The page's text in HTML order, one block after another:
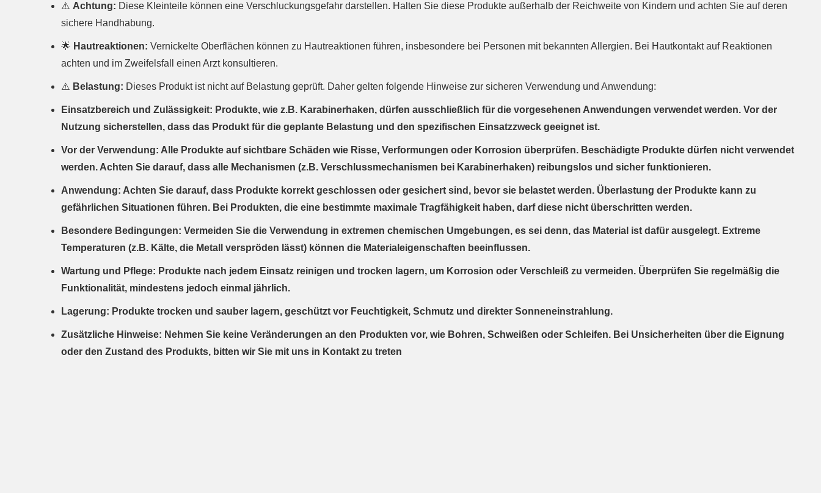
⚠️ Achtung: Diese Kleinteile können eine Verschluckungsgefahr darstellen. Halten Sie diese Produkte außerhalb der Reichweite von Kindern und achten Sie auf deren
sichere Handhabung.
🌟 Hautreaktionen: Vernickelte Oberflächen können zu Hautreaktionen führen, insbesondere bei Personen mit bekannten Allergien. Bei Hautkontakt auf Reaktionen
achten und im Zweifelsfall einen Arzt konsultieren.
⚠️ Belastung: Dieses Produkt ist nicht auf Belastung geprüft. Daher gelten folgende Hinweise zur sicheren Verwendung und Anwendung:
Einsatzbereich und Zulässigkeit: Produkte, wie z.B. Karabinerhaken, dürfen ausschließlich für die vorgesehenen Anwendungen verwendet werden. Vor der
Nutzung sicherstellen, dass das Produkt für die geplante Belastung und den spezifischen Einsatzzweck geeignet ist.
Vor der Verwendung: Alle Produkte auf sichtbare Schäden wie Risse, Verformungen oder Korrosion überprüfen. Beschädigte Produkte dürfen nicht verwendet
werden. Achten Sie darauf, dass alle Mechanismen (z.B. Verschlussmechanismen bei Karabinerhaken) reibungslos und sicher funktionieren.
Anwendung: Achten Sie darauf, dass Produkte korrekt geschlossen oder gesichert sind, bevor sie belastet werden. Überlastung der Produkte kann zu
gefährlichen Situationen führen. Bei Produkten, die eine bestimmte maximale Tragfähigkeit haben, darf diese nicht überschritten werden.
Besondere Bedingungen: Vermeiden Sie die Verwendung in extremen chemischen Umgebungen, es sei denn, das Material ist dafür ausgelegt. Extreme
Temperaturen (z.B. Kälte, die Metall verspröden lässt) können die Materialeigenschaften beeinflussen.
Wartung und Pflege: Produkte nach jedem Einsatz reinigen und trocken lagern, um Korrosion oder Verschleiß zu vermeiden. Überprüfen Sie regelmäßig die
Funktionalität, mindestens jedoch einmal jährlich.
Lagerung: Produkte trocken und sauber lagern, geschützt vor Feuchtigkeit, Schmutz und direkter Sonneneinstrahlung.
Zusätzliche Hinweise: Nehmen Sie keine Veränderungen an den Produkten vor, wie Bohren, Schweißen oder Schleifen. Bei Unsicherheiten über die Eignung
oder den Zustand des Produkts, bitten wir Sie mit uns in Kontakt zu treten